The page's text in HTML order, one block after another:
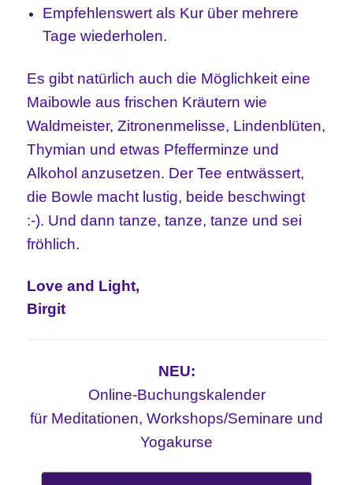
Empfehlenswert als Kur über mehrere
Tage wiederholen.
Es gibt natürlich auch die Möglichkeit eine
Maibowle aus frischen Kräutern wie
Waldmeister, Zitronenmelisse, Lindenblüten,
Thymian und etwas Pfefferminze und
Alkohol anzusetzen. Der Tee entwässert,
die Bowle macht lustig, beide beschwingt
:-). Und dann tanze, tanze, tanze und sei
fröhlich.
Love and Light,
Birgit
NEU:
Online-Buchungskalender
für Meditationen, Workshops/Seminare und
Yogakurse